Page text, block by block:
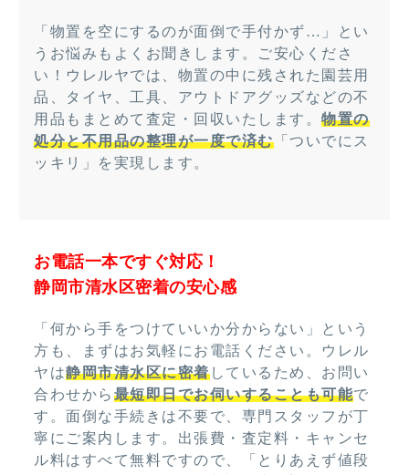
「物置を空にするのが面倒で手付かず…」とい
うお悩みもよくお聞きします。ご安心くださ
い！ウレルヤでは、物置の中に残された園芸用
品、タイヤ、工具、アウトドアグッズなどの不
用品もまとめて査定・回収いたします。 物置の
処分と不用品の整理が一度で済む「ついでにス
ッキリ」を実現します。
お電話一本ですぐ対応！
静岡市清水区密着の安心感
「何から手をつけていいか分からない」という
方も、まずはお気軽にお電話ください。ウレル
ヤは静岡市清水区に密着しているため、お問い
合わせから 最短即日でお伺いすることも可能で
す。面倒な手続きは不要で、専門スタッフが丁
寧にご案内します。出張費・査定料・キャンセ
ル料はすべて無料ですので、「とりあえず値段